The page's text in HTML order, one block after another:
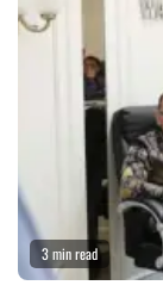
3 min read